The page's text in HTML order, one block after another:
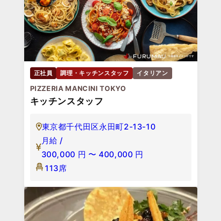
正社員 調理・キッチンスタッフ イタリアン
PIZZERIA MANCINI TOKYO
キッチンスタッフ
東京都千代田区永田町2-13-10
月給 /
300,000 円 〜 400,000 円
113席